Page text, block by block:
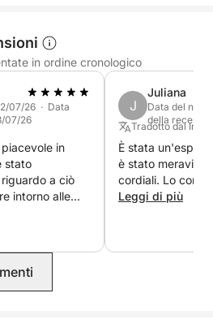
in ordine cronologico
07/26 · Data
07/26
in
stato
a ciò
intorno alle
mare.
J
Juliana
Data del
della
Tradotto dal
È stata
è stato
cordiali. Lo
Leggi di più